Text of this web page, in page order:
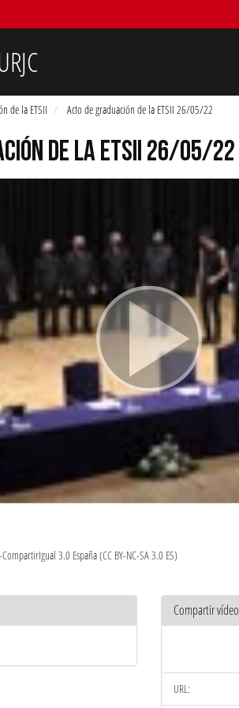
de la ETSII Acto de graduación de la ETSII 26/05/22
DE LA ETSII 26/05/22
3.0 España (CC BY-NC-SA 3.0 ES)
Compartir vídeo
URL: